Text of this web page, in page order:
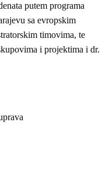
putem programa
sa evropskim
timovima, te
i projektima i dr.